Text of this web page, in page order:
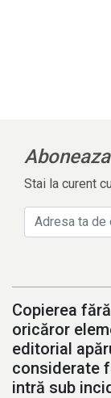
Stai la curent
Copierea
oricăror
editorial
considerate
intră sub